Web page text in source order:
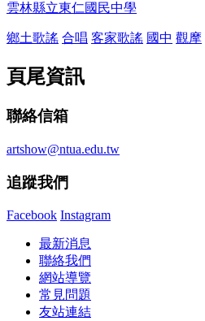
雲林縣立東仁國民中學
鄉土歌謠 合唱 客家歌謠 國中 觀摩
頁尾資訊
聯絡信箱
artshow@ntua.edu.tw
追蹤我們
Facebook Instagram
最新消息
聯絡我們
網站導覽
常見問題
友站連結